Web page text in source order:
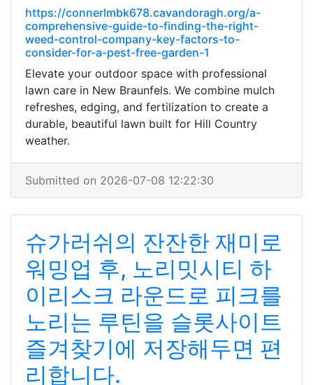
https://connerlmbk678.cavandoragh.org/a-
comprehensive-guide-to-finding-the-right-
weed-control-company-key-factors-to-
consider-for-a-pest-free-garden-1
Elevate your outdoor space with professional
lawn care in New Braunfels. We combine mulch
refreshes, edging, and fertilization to create a
durable, beautiful lawn built for Hill Country
weather.
Submitted on 2026-07-08 12:22:30
슈가러쉬의 잔잔한 재미로
워밍업 후, 노리밋시티 하
이리스크 라운드로 피크를
노리는 루틴을 슬롯사이트
즐겨찾기에 저장해두면 편
리합니다.